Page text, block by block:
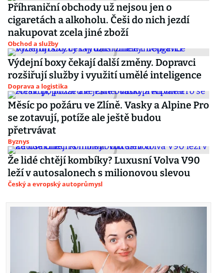
Příhraniční obchody už nejsou jen o
cigaretách a alkoholu. Češi do nich jezdí
nakupovat zcela jiné zboží
Obchod a služby
Výdejní boxy čekají další změny. Dopravci
rozšiřují služby i využití umělé inteligence
Doprava a logistika
Měsíc po požáru ve Zlíně. Vasky a Alpine Pro
se zotavují, potíže ale ještě budou
přetrvávat
Byznys
Že lidé chtějí kombíky? Luxusní Volva V90
leží v autosalonech s milionovou slevou
Český a evropský autoprůmysl